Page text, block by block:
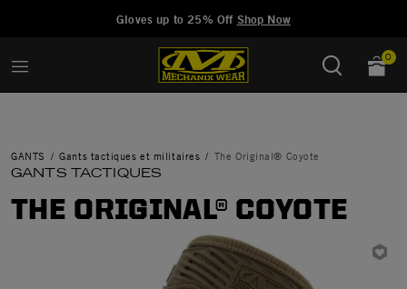
Gloves up to 25% Off Shop Now
0
GANTS Gants tactiques et militaires The Original® Coyote
GANTS TACTIQUES
THE ORIGINAL® COYOTE
Manage Wishlist